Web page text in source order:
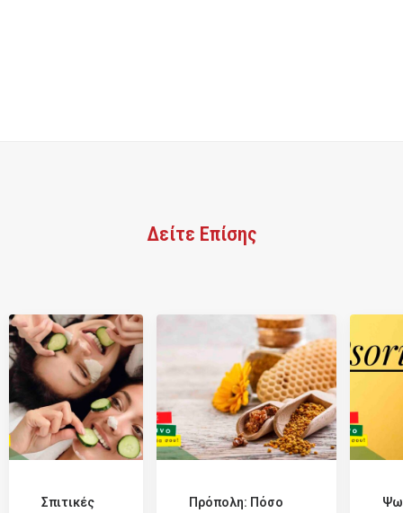
Δείτε Επίσης
Σπιτικές Πρόπολη: Πόσο